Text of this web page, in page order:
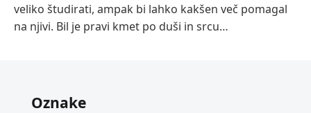
veliko študirati, ampak bi lahko kakšen več pomagal
na njivi. Bil je pravi kmet po duši in srcu…
Oznake